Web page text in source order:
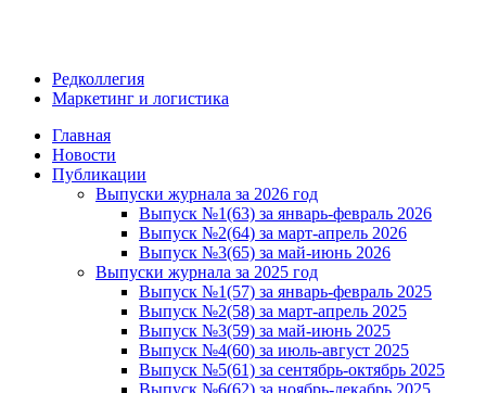
Редколлегия
Маркетинг и логистика
Главная
Новости
Публикации
Выпуски журнала за 2026 год
Выпуск №1(63) за январь-февраль 2026
Выпуск №2(64) за март-апрель 2026
Выпуск №3(65) за май-июнь 2026
Выпуски журнала за 2025 год
Выпуск №1(57) за январь-февраль 2025
Выпуск №2(58) за март-апрель 2025
Выпуск №3(59) за май-июнь 2025
Выпуск №4(60) за июль-август 2025
Выпуск №5(61) за сентябрь-октябрь 2025
Выпуск №6(62) за ноябрь-декабрь 2025